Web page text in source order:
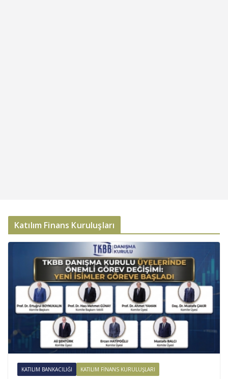
Katılım Finans Kuruluşları
KATILIM BANKACILIĞI KATILIM FINANS KURULUŞLARI